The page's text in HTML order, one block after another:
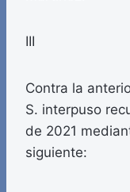
III
Contra la
S. interpuso
de 2021
siguiente: